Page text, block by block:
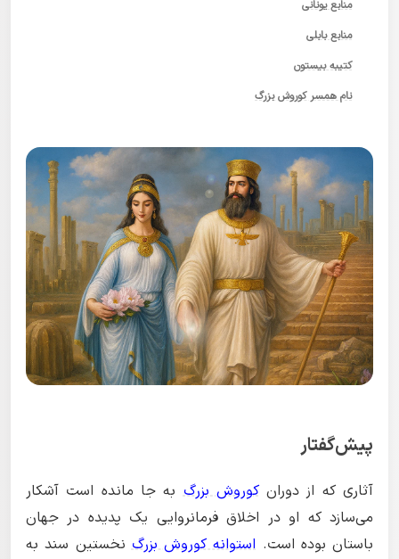
منابع یونانی
منابع بابلی
کتیبه بیستون
نام همسر کوروش بزرگ
پیش‌گفتار
آثاری که از دورانکوروش بزرگبه جا مانده است آشکار
می‌سازد که او در اخلاق فرمانروایی یک پدیده در جهان
باستان بوده است. استوانه کوروش بزرگنخستین سند به